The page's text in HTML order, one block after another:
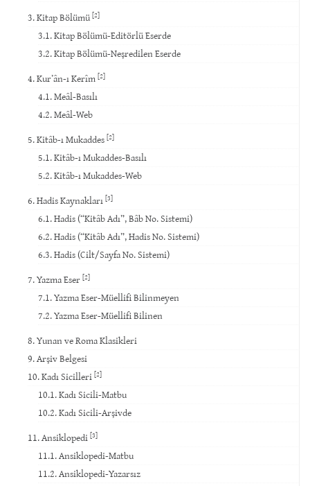
3. Kitap Bölümü [2]
3.1. Kitap Bölümü-Editörlü Eserde
3.2. Kitap Bölümü-Neşredilen Eserde
4. Kur’ân-ı Kerîm [2]
4.1. Meâl-Basılı
4.2. Meâl-Web
5. Kitâb-ı Mukaddes [2]
5.1. Kitâb-ı Mukaddes-Basılı
5.2. Kitâb-ı Mukaddes-Web
6. Hadis Kaynakları [3]
6.1. Hadis (“Kitâb Adı”, Bâb No. Sistemi)
6.2. Hadis (“Kitâb Adı”, Hadis No. Sistemi)
6.3. Hadis (Cilt/Sayfa No. Sistemi)
7. Yazma Eser [2]
7.1. Yazma Eser-Müellifi Bilinmeyen
7.2. Yazma Eser-Müellifi Bilinen
8. Yunan ve Roma Klasikleri
9. Arşiv Belgesi
10. Kadı Sicilleri [2]
10.1. Kadı Sicili-Matbu
10.2. Kadı Sicili-Arşivde
11. Ansiklopedi [3]
11.1. Ansiklopedi-Matbu
11.2. Ansiklopedi-Yazarsız